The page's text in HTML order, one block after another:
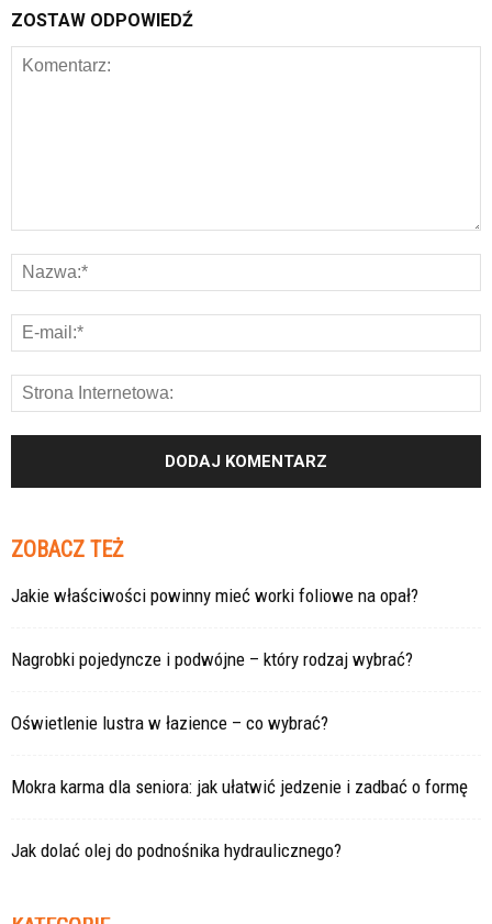
ZOSTAW ODPOWIEDŹ
ZOBACZ TEŻ
Jakie właściwości powinny mieć worki foliowe na opał?
Nagrobki pojedyncze i podwójne – który rodzaj wybrać?
Oświetlenie lustra w łazience – co wybrać?
Mokra karma dla seniora: jak ułatwić jedzenie i zadbać o formę
Jak dolać olej do podnośnika hydraulicznego?